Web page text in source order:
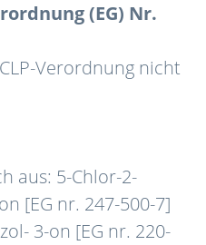
(EG) Nr.
Verordnung nicht
aus: 5-Chlor-2-
[EG nr. 247-500-7]
3-on [EG nr. 220-